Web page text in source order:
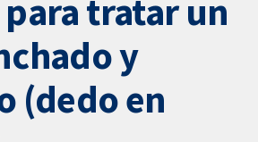
tratar un
y
(dedo en